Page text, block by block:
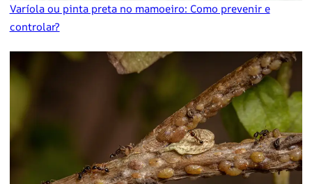
Varíola ou pinta preta no mamoeiro: Como prevenir e
controlar?